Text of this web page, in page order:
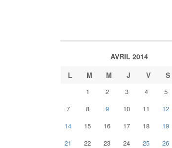
AVRIL 2014
L
M M J V S
1 2 3 4 5
7
8 9 10 11 12
14
15 16 17 18 19
21
22 23 24 25 26